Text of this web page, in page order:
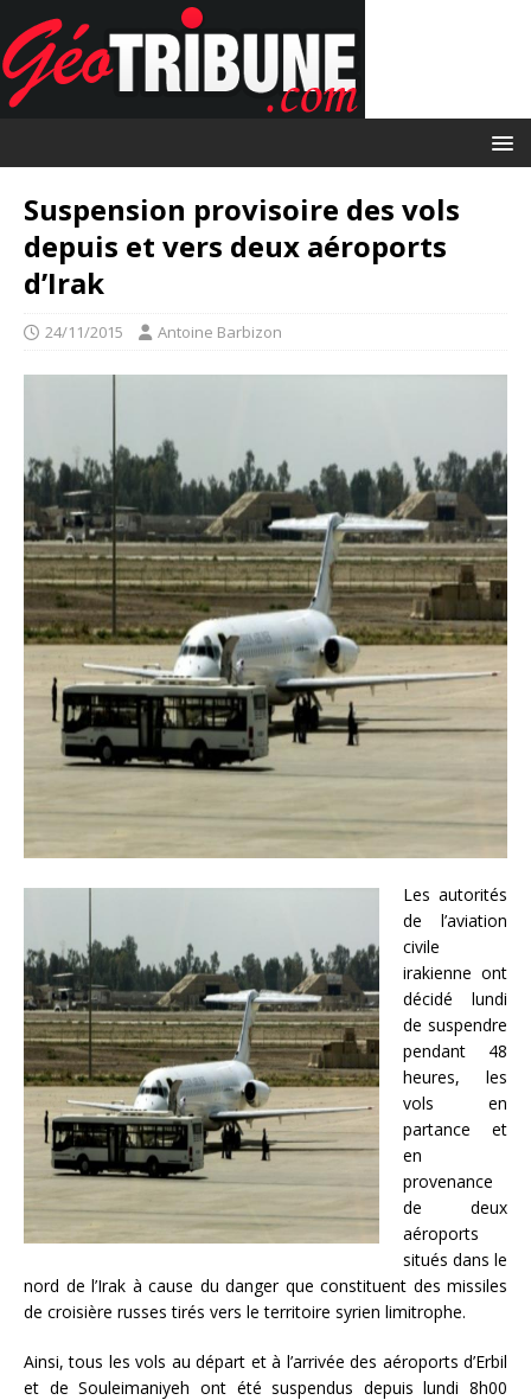
Suspension provisoire des vols
depuis et vers deux aéroports
d’Irak
24/11/2015 Antoine Barbizon
Les autorités
de l’aviation
civile
irakienne ont
décidé lundi
de suspendre
pendant 48
heures, les
vols en
partance et
en
provenance
de deux
aéroports
situés dans le
nord de l’Irak à cause du danger que constituent des missiles
de croisière russes tirés vers le territoire syrien limitrophe.
Ainsi, tous les vols au départ et à l’arrivée des aéroports d’Erbil
et de Souleimaniyeh ont été suspendus depuis lundi 8h00